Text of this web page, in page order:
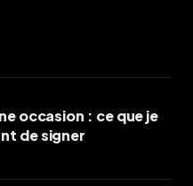
occasion : ce que je
de signer